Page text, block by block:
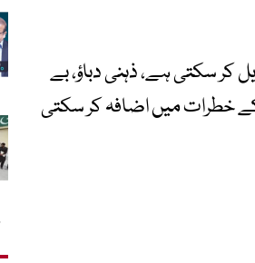
کر سکتی ہے، ذہنی دباؤ، بے
خطرات میں اضافہ کر سکتی